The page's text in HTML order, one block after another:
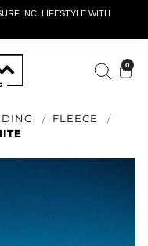
INC. LIFESTYLE WITH
0
FLEECE